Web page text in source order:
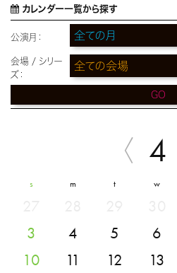
カレンダー一覧から探す
公演月：
会場 / シリー
ズ：
GO
4
s m t w
3
4 5 6
10
11 12 13